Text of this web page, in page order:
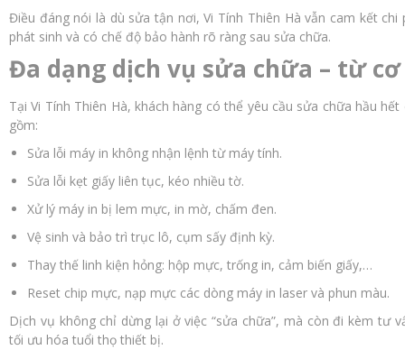
Điều đáng nói là dù sửa tận nơi, Vi Tính Thiên Hà vẫn cam kết
phát sinh và có chế độ bảo hành rõ ràng sau sửa chữa.
Đa dạng dịch vụ sửa chữa – từ
Tại Vi Tính Thiên Hà, khách hàng có thể yêu cầu sửa chữa hầu
gồm:
Sửa lỗi máy in không nhận lệnh từ máy tính.
Sửa lỗi kẹt giấy liên tục, kéo nhiều tờ.
Xử lý máy in bị lem mực, in mờ, chấm đen.
Vệ sinh và bảo trì trục lô, cụm sấy định kỳ.
Thay thế linh kiện hỏng: hộp mực, trống in, cảm biến giấy,…
Reset chip mực, nạp mực các dòng máy in laser và phun màu.
Dịch vụ không chỉ dừng lại ở việc “sửa chữa”, mà còn đi kèm tư
tối ưu hóa tuổi thọ thiết bị.